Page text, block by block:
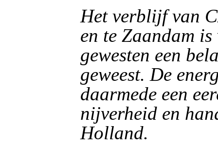
Het verblijf van
en te Zaandam
gewesten een
geweest. De
daarmede een
nijverheid en
Holland.